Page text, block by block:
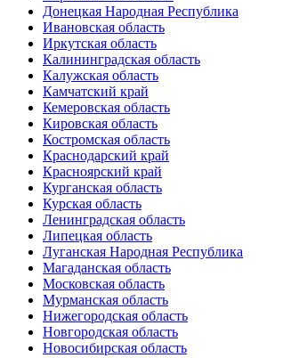
Донецкая Народная Республика
Ивановская область
Иркутская область
Калининградская область
Калужская область
Камчатский край
Кемеровская область
Кировская область
Костромская область
Краснодарский край
Красноярский край
Курганская область
Курская область
Ленинградская область
Липецкая область
Луганская Народная Республика
Магаданская область
Московская область
Мурманская область
Нижегородская область
Новгородская область
Новосибирская область